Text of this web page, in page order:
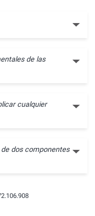
de las
cualquier
dos componentes